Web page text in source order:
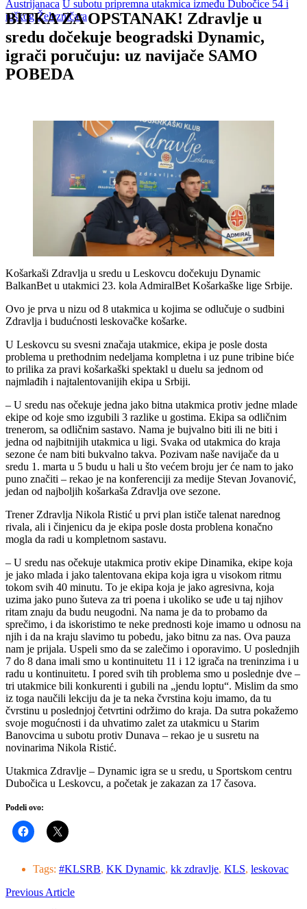
Austrijanaca U subotu pripremna utakmica između Dubočice 54 i
niškog Železničara
BITKA ZA OPSTANAK! Zdravlje u
sredu dočekuje beogradski Dynamic,
igrači poručuju: uz navijače SAMO
POBEDA
Košarkaši Zdravlja u sredu u Leskovcu dočekuju Dynamic
BalkanBet u utakmici 23. kola AdmiralBet Košarkaške lige Srbije.
Ovo je prva u nizu od 8 utakmica u kojima se odlučuje o sudbini
Zdravlja i budućnosti leskovačke košarke.
U Leskovcu su svesni značaja utakmice, ekipa je posle dosta
problema u prethodnim nedeljama kompletna i uz pune tribine biće
to prilika za pravi košarkaški spektakl u duelu sa jednom od
najmlađih i najtalentovanijih ekipa u Srbiji.
– U sredu nas očekuje jedna jako bitna utakmica protiv jedne mlade
ekipe od koje smo izgubili 3 razlike u gostima. Ekipa sa odličnim
trenerom, sa odličnim sastavo. Nama je bujvalno biti ili ne biti i
jedna od najbitnijih utakmica u ligi. Svaka od utakmica do kraja
sezone će nam biti bukvalno takva. Pozivam naše navijače da u
sredu 1. marta u 5 budu u hali u što većem broju jer će nam to jako
puno značiti – rekao je na konferenciji za medije Stevan Jovanović,
jedan od najboljih košarkaša Zdravlja ove sezone.
Trener Zdravlja Nikola Ristić u prvi plan ističe talenat narednog
rivala, ali i činjenicu da je ekipa posle dosta problena konačno
mogla da radi u kompletnom sastavu.
– U sredu nas očekuje utakmica protiv ekipe Dinamika, ekipe koja
je jako mlada i jako talentovana ekipa koja igra u visokom ritmu
tokom svih 40 minutu. To je ekipa koja je jako agresivna, koja
uzima jako puno šuteva za tri poena i ukoliko se uđe u taj njihov
ritam znaju da budu neugodni. Na nama je da to probamo da
sprečimo, i da iskoristimo te neke prednosti koje imamo u odnosu na
njih i da na kraju slavimo tu pobedu, jako bitnu za nas. Ova pauza
nam je prijala. Uspeli smo da se zalečimo i oporavimo. U poslednjih
7 do 8 dana imali smo u kontinuitetu 11 i 12 igrača na treninzima i u
radu u kontinuitetu. I pored svih tih problema smo u poslednje dve –
tri utakmice bili konkurenti i gubili na „jendu loptu“. Mislim da smo
iz toga naučili lekciju da je ta neka čvrstina koju imamo, da tu
čvrstinu u poslednjoj četvrtini održimo do kraja. Da sutra pokažemo
svoje mogućnosti i da uhvatimo zalet za utakmicu u Starim
Banovcima u subotu protiv Dunava – rekao je u susretu na
novinarima Nikola Ristić.
Utakmica Zdravlje – Dynamic igra se u sredu, u Sportskom centru
Dubočica u Leskovcu, a početak je zakazan za 17 časova.
Podeli ovo:
Tags: #KLSRB, KK Dynamic, kk zdravlje, KLS, leskovac
Previous Article